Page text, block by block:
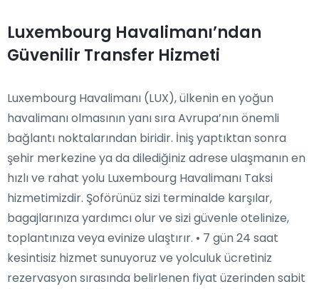
Luxembourg Havalimanı’ndan
Güvenilir Transfer Hizmeti
Luxembourg Havalimanı (LUX), ülkenin en yoğun
havalimanı olmasının yanı sıra Avrupa’nın önemli
bağlantı noktalarından biridir. İniş yaptıktan sonra
şehir merkezine ya da dilediğiniz adrese ulaşmanın en
hızlı ve rahat yolu Luxembourg Havalimanı Taksi
hizmetimizdir. Şoförünüz sizi terminalde karşılar,
bagajlarınıza yardımcı olur ve sizi güvenle otelinize,
toplantınıza veya evinize ulaştırır. • 7 gün 24 saat
kesintisiz hizmet sunuyoruz ve yolculuk ücretiniz
rezervasyon sırasında belirlenen fiyat üzerinden sabit